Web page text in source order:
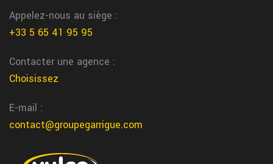
Appelez-nous au siège :
+33 5 65 41 95 95
Contacter une agence :
Choisissez
E-mail :
contact@groupegarrigue.com